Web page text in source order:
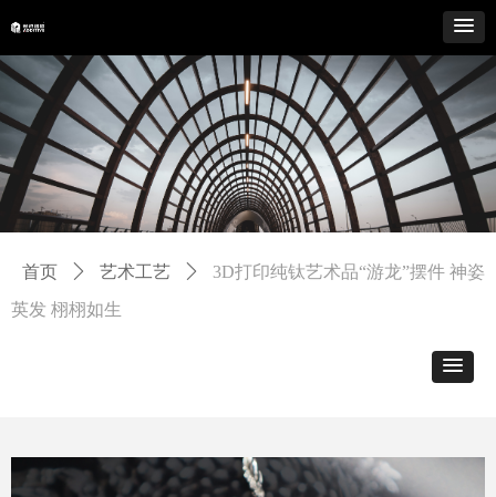
首页 ꄲ 艺术工艺 ꄲ
3D打印纯钛艺术品“游龙”摆件 神姿
英发 栩栩如生